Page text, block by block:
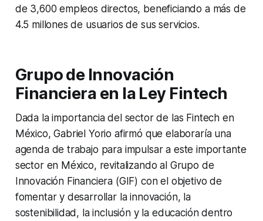
de 3,600 empleos directos, beneficiando a más de
4.5 millones de usuarios de sus servicios.
Grupo de Innovación
Financiera en la Ley Fintech
Dada la importancia del sector de las Fintech en
México, Gabriel Yorio afirmó que elaboraría una
agenda de trabajo para impulsar a este importante
sector en México, revitalizando al Grupo de
Innovación Financiera (GIF) con el objetivo de
fomentar y desarrollar la innovación, la
sostenibilidad, la inclusión y la educación dentro